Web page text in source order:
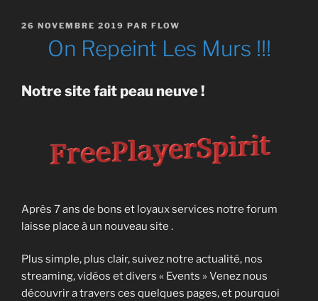
PUBLIÉ
26 NOVEMBRE 2019 PAR FLOW
On Repeint Les Murs !!!
Notre site fait peau neuve !
Après 7 ans de bons et loyaux services notre forum
laisse place à un nouveau site .
Plus simple, plus clair, suivez notre actualité, nos
streaming, vidéos et divers « Events » Venez nous
découvrir a travers ces quelques pages, et pourquoi